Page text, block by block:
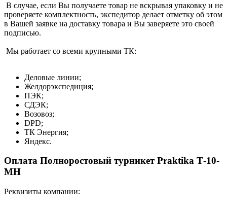
В случае, если Вы получаете товар не вскрывая упаковку и не
проверяете комплектность, экспедитор делает отметку об этом
в Вашей заявке на доставку товара и Вы заверяете это своей
подписью.
Мы работает со всеми крупными ТК:
Деловые линии;
Желдорэкспедиция;
ПЭК;
СДЭК;
Возовоз;
DPD;
ТК Энергия;
Яндекс.
Оплата Полноростовый турникет Praktika Т-10-
МН
Реквизиты компании: